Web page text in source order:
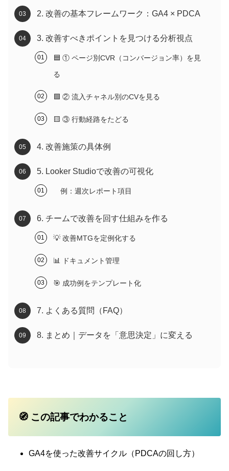
2. 改善の基本フレームワーク：GA4 × PDCA
3. 改善すべきポイントを見つける分析視点
🟦 ① ページ別CVR（コンバージョン率）を見
る
🟩 ② 流入チャネル別のCVを見る
🟨 ③ 行動経路をたどる
4. 改善施策の具体例
5. Looker Studioで改善の可視化
例：週次レポート項目
6. チームで改善を回す仕組みを作る
💡 改善MTGを定例化する
📊 ドキュメント管理
🎯 成功例をテンプレート化
7. よくある質問（FAQ）
8. まとめ｜データを「意思決定」に変える
🧭 この記事でわかること
GA4を使った改善サイクル（PDCAの回し方）